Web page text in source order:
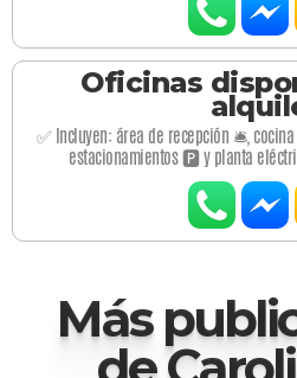
Oficinas
✅ Incluyen: área de recepción 🛎️,
estacionamientos 🅿️ y planta
Más